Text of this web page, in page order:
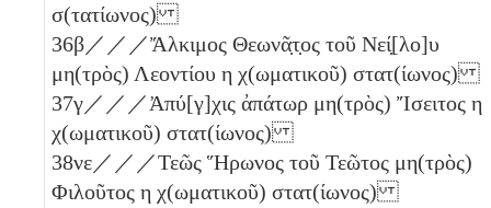
σ(τατίωνος)
36β／／／Ἄλκιμος Θεωνᾶ̣τ̣ος τοῦ Νεί̣[λο]υ
μη(τρὸς) Λεοντίου η χ(ωματικοῦ) στατ(ίωνος)
37γ／／／Ἀπύ[γ]χις ἀπάτωρ μη(τρὸς) Ἴσειτος η
χ(ωματικοῦ) στατ(ίωνος)
38νε／／／Τεῶς Ἥρωνος τοῦ Τεῶτος μη(τρὸς)
Φιλοῦτος η χ(ωματικοῦ) στατ(ίωνος)